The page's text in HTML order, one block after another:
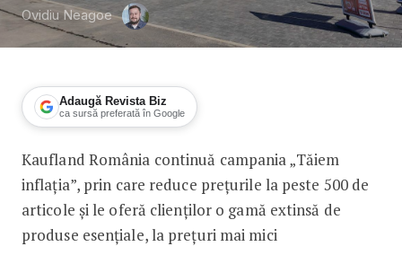
Ovidiu Neagoe
Adaugă Revista Biz
ca sursă preferată în Google
Kaufland România continuă
Kaufland România continuă campania „Tăiem
inflația”, prin care reduce prețurile la peste 500 de
articole și le oferă clienților o gamă extinsă de
produse esențiale, la prețuri mai mici